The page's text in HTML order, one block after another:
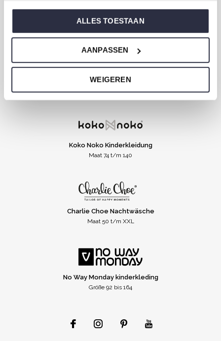
ALLES TOESTAAN
AANPASSEN
WEIGEREN
CALL US EMAIL US
ONZE MERKEN
Dirkje Baby- und Kinderkleidung
Koko Noko Kinderkleidung
Maat 74 t/m 140
Charlie Choe Nachtwäsche
Maat 50 t/m XXL
No Way Monday kinderkleding
Größe 92 bis 164